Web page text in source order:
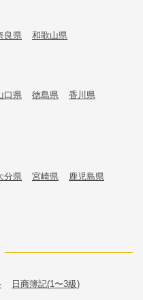
良県 和歌山県
口県 徳島県 香川県
分県 宮崎県 鹿児島県
日商簿記(1〜3級)